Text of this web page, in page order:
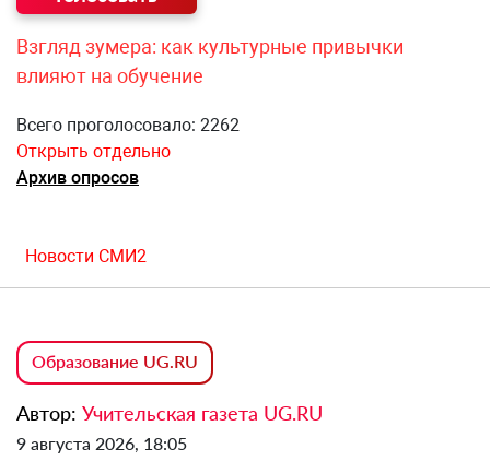
Взгляд зумера: как культурные привычки
влияют на обучение
Всего проголосовало: 2262
Открыть отдельно
Архив опросов
Новости СМИ2
Образование UG.RU
Автор: Учительская газета UG.RU
9 августа 2026, 18:05